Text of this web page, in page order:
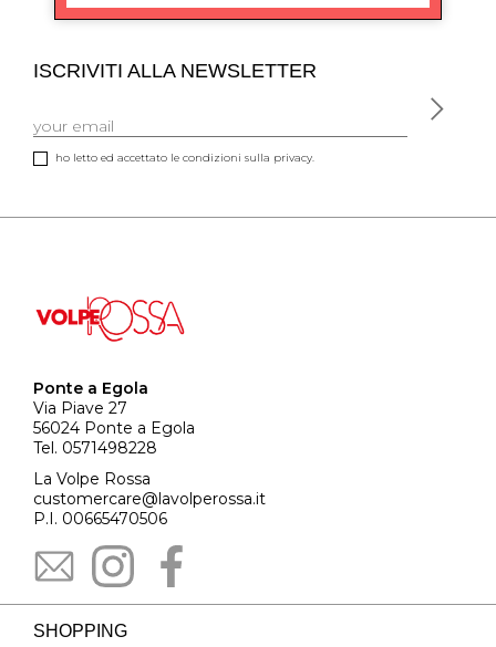
ISCRIVITI ALLA NEWSLETTER
ho letto ed accettato le condizioni sulla privacy.
Ponte a Egola
Via Piave 27
56024 Ponte a Egola
Tel. 0571498228
La Volpe Rossa
customercare@lavolperossa.it
P.I. 00665470506
SHOPPING